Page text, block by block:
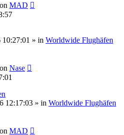
MAD
» in Worldwide Flughäfen
Nase
12:17:03 » in Worldwide Flughäfen
MAD